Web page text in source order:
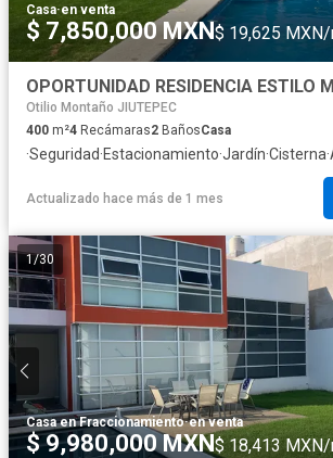
Casa·en venta
$ 7,850,000 MXN $ 19,625 MXN/
Otilio Montaño JIUTEPEC
400 m²4 Recámaras2 BañosCasa
·Seguridad·Estacionamiento·Jardín·Cisterna·
Actualizado hace más de 1 mes
1/30
Casa en Fraccionamiento·en venta
$ 9,980,000 MXN$ 18,413 MXN/